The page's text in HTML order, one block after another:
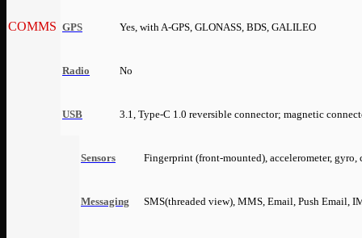
COMMS GPS Yes, with A-GPS, GLONASS, BDS, GALILEO
Radio No
USB 3.1, Type-C 1.0 reversible connector; magnetic
Sensors Fingerprint (front-mounted), accelerometer, gyro,
Messaging SMS(threaded view), MMS, Email, Push Email,